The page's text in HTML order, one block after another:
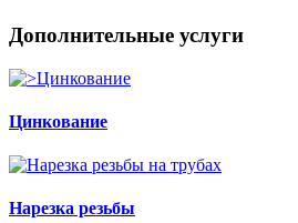
Дополнительные услуги
Цинкование
Нарезка резьбы